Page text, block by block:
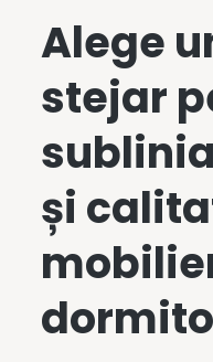
Alege
stejar
și